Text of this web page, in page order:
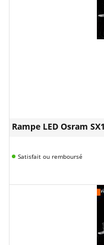
Rampe LED Osram
Satisfait ou remboursé